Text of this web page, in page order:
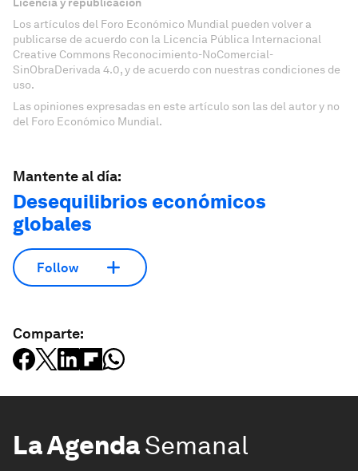
Licencia y republicación
Los artículos del Foro Económico Mundial pueden volver a
publicarse de acuerdo con la Licencia Pública Internacional
Creative Commons Reconocimiento-NoComercial-
SinObraDerivada 4.0, y de acuerdo con nuestras condiciones de
uso.
Las opiniones expresadas en este artículo son las del autor y no
del Foro Económico Mundial.
Mantente al día:
Desequilibrios económicos
globales
Follow
Comparte:
La AgendaSemanal